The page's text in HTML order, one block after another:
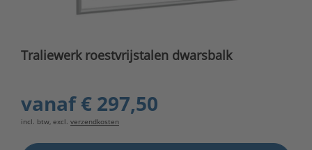
Traliewerk roestvrijstalen dwarsbalk
vanaf€ 297,50
incl. btw, excl. verzendkosten